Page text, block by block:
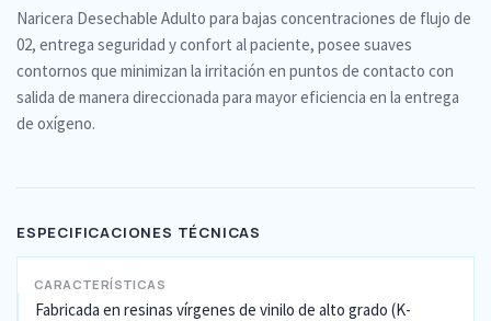
Naricera Desechable Adulto para bajas concentraciones de flujo de
02, entrega seguridad y confort al paciente, posee suaves
contornos que minimizan la irritación en puntos de contacto con
salida de manera direccionada para mayor eficiencia en la entrega
de oxígeno.
ESPECIFICACIONES TÉCNICAS
CARACTERÍSTICAS
Fabricada en resinas vírgenes de vinilo de alto grado (K-